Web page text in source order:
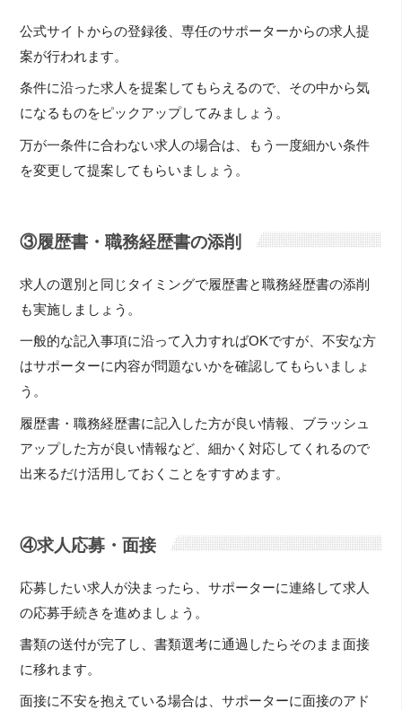
公式サイトからの登録後、専任のサポーターからの求人提
案が行われます。
条件に沿った求人を提案してもらえるので、その中から気
になるものをピックアップしてみましょう。
万が一条件に合わない求人の場合は、もう一度細かい条件
を変更して提案してもらいましょう。
③履歴書・職務経歴書の添削
求人の選別と同じタイミングで履歴書と職務経歴書の添削
も実施しましょう。
一般的な記入事項に沿って入力すればOKですが、不安な方
はサポーターに内容が問題ないかを確認してもらいましょ
う。
履歴書・職務経歴書に記入した方が良い情報、ブラッシュ
アップした方が良い情報など、細かく対応してくれるので
出来るだけ活用しておくことをすすめます。
④求人応募・面接
応募したい求人が決まったら、サポーターに連絡して求人
の応募手続きを進めましょう。
書類の送付が完了し、書類選考に通過したらそのまま面接
に移れます。
面接に不安を抱えている場合は、サポーターに面接のアド